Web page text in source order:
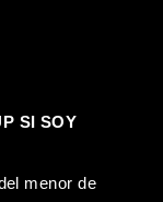
SI SOY
menor de